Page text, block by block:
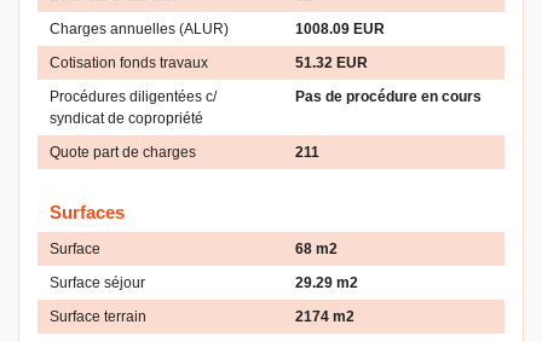
Charges annuelles (ALUR)
1008.09 EUR
Cotisation fonds travaux
51.32 EUR
Procédures diligentées c/
syndicat de copropriété
Pas de procédure en cours
Quote part de charges 211
Surfaces
Surface
68 m2
Surface séjour
29.29 m2
Surface terrain
2174 m2